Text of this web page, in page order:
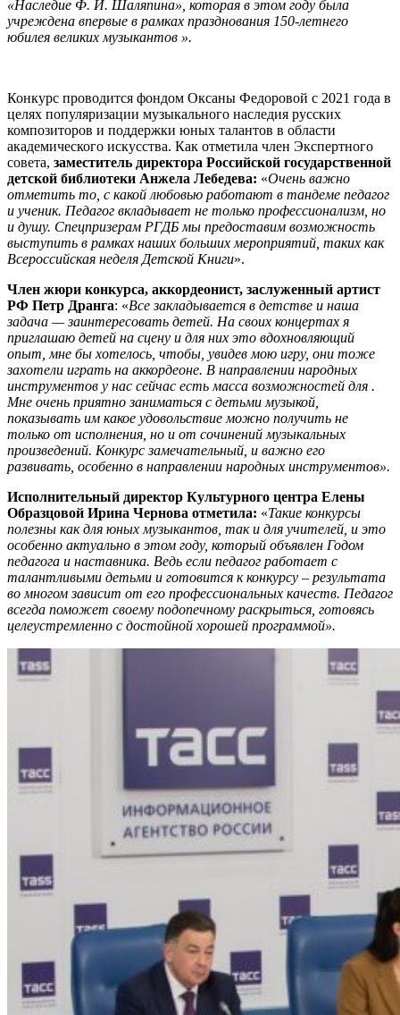
«Наследие Ф. И. Шаляпина», которая в этом году была
учреждена впервые в рамках празднования 150-летнего
юбилея великих музыкантов ».
Конкурс проводится фондом Оксаны Федоровой с 2021 года в
целях популяризации музыкального наследия русских
композиторов и поддержки юных талантов в области
академического искусства. Как отметила член Экспертного
совета, заместитель директора Российской государственной
детской библиотеки Анжела Лебедева: «Очень важно
отметить то, с какой любовью работают в тандеме педагог
и ученик. Педагог вкладывает не только профессионализм, но
и душу. Спецпризерам РГДБ мы предоставим возможность
выступить в рамках наших больших мероприятий, таких как
Всероссийская неделя Детской Книги».
Член жюри конкурса, аккордеонист, заслуженный артист
РФ Петр Дранга: «Все закладывается в детстве и наша
задача — заинтересовать детей. На своих концертах я
приглашаю детей на сцену и для них это вдохновляющий
опыт, мне бы хотелось, чтобы, увидев мою игру, они тоже
захотели играть на аккордеоне. В направлении народных
инструментов у нас сейчас есть масса возможностей для .
Мне очень приятно заниматься с детьми музыкой,
показывать им какое удовольствие можно получить не
только от исполнения, но и от сочинений музыкальных
произведений. Конкурс замечательный, и важно его
развивать, особенно в направлении народных инструментов».
Исполнительный директор Культурного центра Елены
Образцовой Ирина Чернова отметила: «Такие конкурсы
полезны как для юных музыкантов, так и для учителей, и это
особенно актуально в этом году, который объявлен Годом
педагога и наставника. Ведь если педагог работает с
талантливыми детьми и готовится к конкурсу – результата
во многом зависит от его профессиональных качеств. Педагог
всегда поможет своему подопечному раскрыться, готовясь
целеустремленно с достойной хорошей программой».